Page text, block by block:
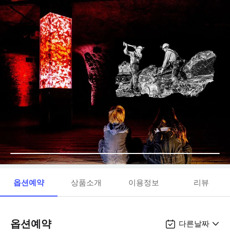
옵션예약 상품소개 이용정보 리뷰
옵션예약 다른날짜